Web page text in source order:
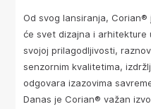
Od svog lansiranja,
će svet dizajna i arhitekture
svojoj prilagodljivosti,
senzornim kvalitetima,
odgovara izazovima
Danas je Corian® važan